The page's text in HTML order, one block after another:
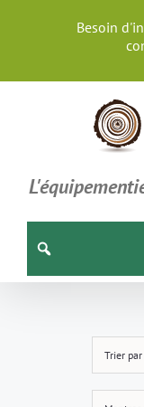
Besoin
Trier par